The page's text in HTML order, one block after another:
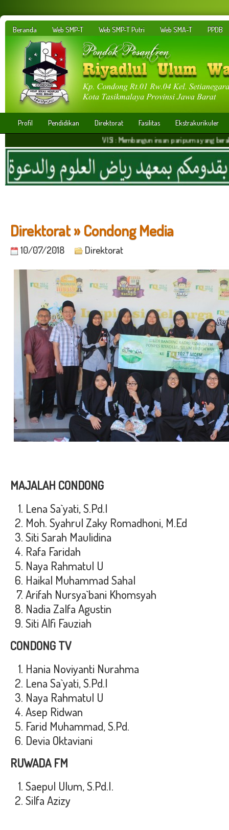
Beranda Web SMP-T Web SMP-T Putri Web SMA-T PPDB
Profil Pendidikan Direktorat Fasilitas
Ekstrakurikuler
VISI : Membangun insan paripurna yang
Direktorat » Condong Media
10/07/2018 Direktorat
MAJALAH CONDONG
Lena Sa`yati, S.Pd.I
Moh. Syahrul Zaky Romadhoni, M.Ed
Siti Sarah Maulidina
Rafa Faridah
Naya Rahmatul U
Haikal Muhammad Sahal
Arifah Nursya`bani Khomsyah
Nadia Zalfa Agustin
Siti Alfi Fauziah
CONDONG TV
Hania Noviyanti Nurahma
Lena Sa`yati, S.Pd.I
Naya Rahmatul U
Asep Ridwan
Farid Muhammad, S.Pd.
Devia Oktaviani
RUWADA FM
Saepul Ulum, S.Pd.I.
Silfa Azizy